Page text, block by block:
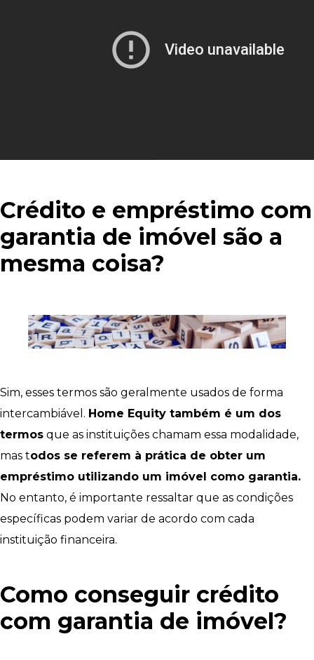
Crédito e empréstimo com
garantia de imóvel são a
mesma coisa?
Sim, esses termos são geralmente usados de forma
intercambiável. Home Equity também é um dos
termos que as instituições chamam essa modalidade,
mas todos se referem à prática de obter um
empréstimo utilizando um imóvel como garantia.
No entanto, é importante ressaltar que as condições
específicas podem variar de acordo com cada
instituição financeira.
Como conseguir crédito
com garantia de imóvel?